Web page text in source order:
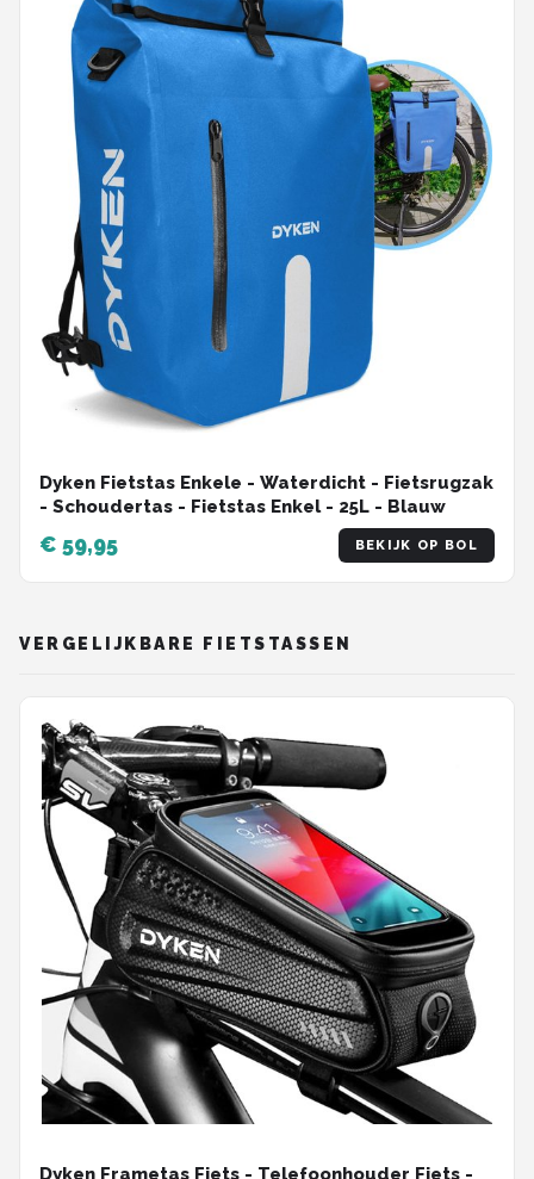
Dyken Fietstas Enkele - Waterdicht - Fietsrugzak
- Schoudertas - Fietstas Enkel - 25L - Blauw
€ 59,95 BEKIJK OP BOL
VERGELIJKBARE FIETSTASSEN
Dyken Frametas Fiets - Telefoonhouder Fiets -